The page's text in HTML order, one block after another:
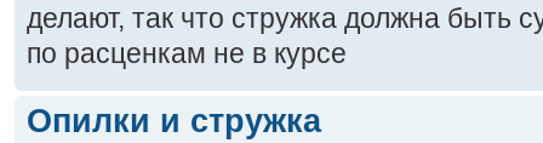
делают, так что стружка должна быть
по расценкам не в курсе
Опилки и стружка